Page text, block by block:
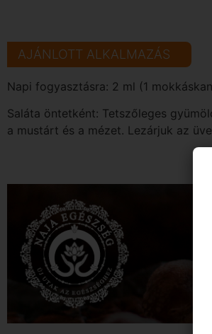
AJÁNLOTT ALKALMAZÁS
Napi fogyasztásra: 2 ml (1
Saláta öntetként: Tetszőleges
a mustárt és a mézet. Lezárjuk az